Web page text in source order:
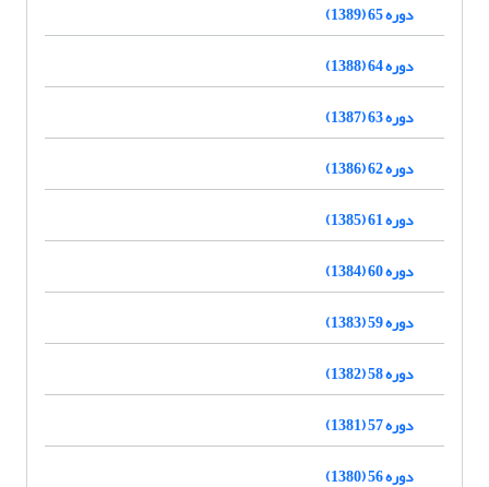
دوره 65 (1389)
دوره 64 (1388)
دوره 63 (1387)
دوره 62 (1386)
دوره 61 (1385)
دوره 60 (1384)
دوره 59 (1383)
دوره 58 (1382)
دوره 57 (1381)
دوره 56 (1380)